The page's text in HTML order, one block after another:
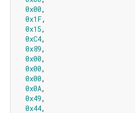
0x00,
0x1F,
0x15,
0xC4,
0x89,
0x00,
0x00,
0x00,
0x0A,
0x49,
0x44,